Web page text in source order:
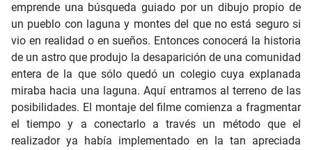
emprende una búsqueda guiado por un dibujo propio de
un pueblo con laguna y montes del que no está seguro si
vio en realidad o en sueños. Entonces conocerá la historia
de un astro que produjo la desaparición de una comunidad
entera de la que sólo quedó un colegio cuya explanada
miraba hacia una laguna. Aquí entramos al terreno de las
posibilidades. El montaje del filme comienza a fragmentar
el tiempo y a conectarlo a través un método que el
realizador ya había implementado en la tan apreciada